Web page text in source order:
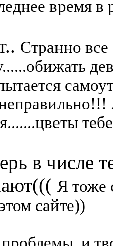
время
Странно
в числе
Я тоже
сайте))